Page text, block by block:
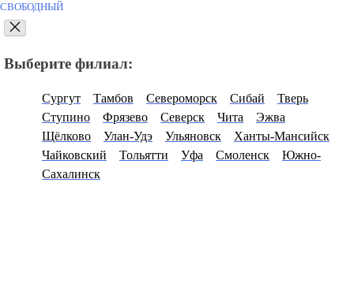
СВОБОДНЫЙ
Выберите филиал:
Сургут Тамбов Североморск Сибай
Тверь
Ступино
Фрязево Северск Чита
Эжва
Щёлково
Улан-Удэ Ульяновск
Ханты-Мансийск
Чайковский
Тольятти Уфа Смоленск
Южно-
Сахалинск